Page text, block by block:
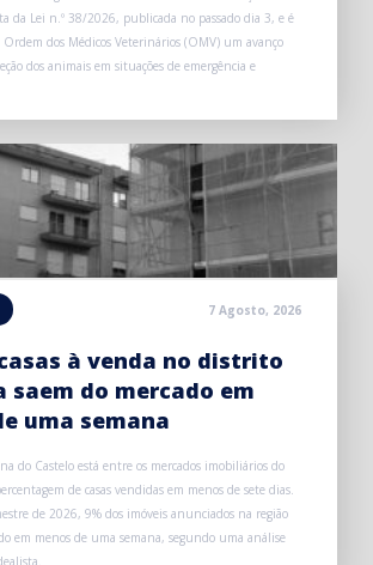
da Lei n.º 38/2026, publicada no passado dia 3, e é
Ordem dos Médicos Veterinários (OMV) um avanço
dos animais em situações de emergência e
7 Agosto, 2026
à venda no distrito
saem do mercado em
uma semana
do Castelo está entre os mercados imobiliários do
de casas vendidas em menos de sete dias.
de 2026, 9% dos imóveis anunciados na região
em menos de uma semana, segundo uma análise